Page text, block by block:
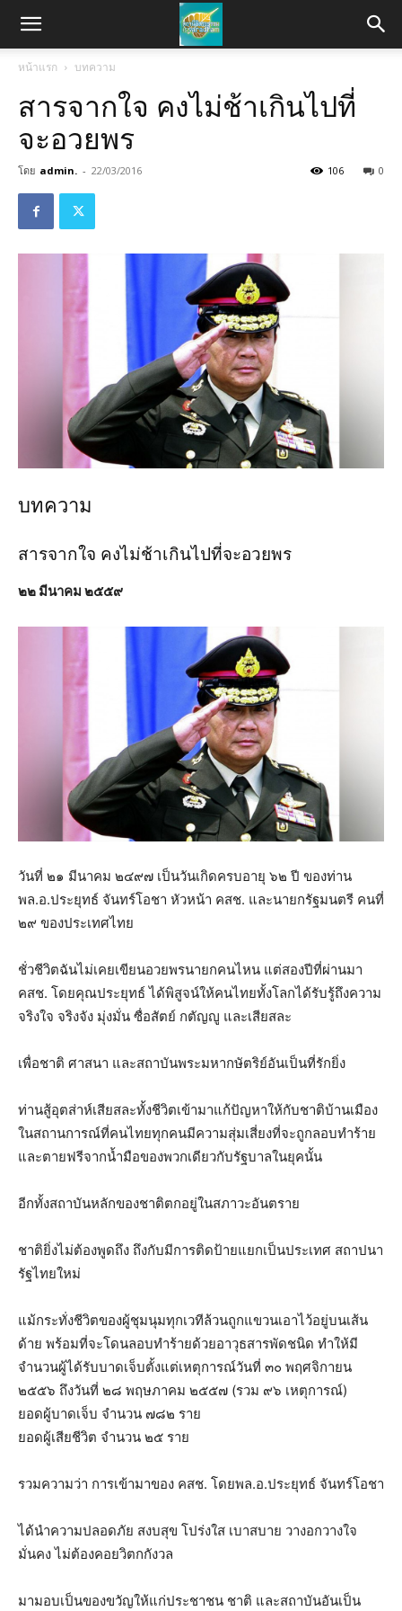
หน้าแรก บทความ
สารจากใจ คงไม่ช้าเกินไปที่
จะอวยพร
โดย admin. - 22/03/2016 0
106
บทความ
สารจากใจ คงไม่ช้าเกินไปที่จะอวยพร
๒๒ มีนาคม ๒๕๕๙
วันที่ ๒๑ มีนาคม ๒๔๙๗ เป็นวันเกิดครบอายุ ๖๒ ปี ของท่าน
พล.อ.ประยุทธ์ จันทร์โอชา หัวหน้า คสช. และนายกรัฐมนตรี คนที่
๒๙ ของประเทศไทย
ชั่วชีวิตฉันไม่เคยเขียนอวยพรนายกคนไหน แต่สองปีที่ผ่านมา
คสช. โดยคุณประยุทธ์ ได้พิสูจน์ให้คนไทยทั้งโลกได้รับรู้ถึงความ
จริงใจ จริงจัง มุ่งมั่น ซื่อสัตย์ กตัญญู และเสียสละ
เพื่อชาติ ศาสนา และสถาบันพระมหากษัตริย์อันเป็นที่รักยิ่ง
ท่านสู้อุตส่าห์เสียสละทั้งชีวิตเข้ามาแก้ปัญหาให้กับชาติบ้านเมือง
ในสถานการณ์ที่คนไทยทุกคนมีความสุ่มเสี่ยงที่จะถูกลอบทำร้าย
และตายฟรีจากน้ำมือของพวกเดียวกับรัฐบาลในยุคนั้น
อีกทั้งสถาบันหลักของชาติตกอยู่ในสภาวะอันตราย
ชาติยิ่งไม่ต้องพูดถึง ถึงกับมีการติดป้ายแยกเป็นประเทศ สถาปนา
รัฐไทยใหม่
แม้กระทั่งชีวิตของผู้ชุมนุมทุกเวทีล้วนถูกแขวนเอาไว้อยู่บนเส้น
ด้าย พร้อมที่จะโดนลอบทำร้ายด้วยอาวุธสารพัดชนิด ทำให้มี
จำนวนผู้ได้รับบาดเจ็บตั้งแต่เหตุการณ์วันที่ ๓๐ พฤศจิกายน
๒๕๕๖ ถึงวันที่ ๒๘ พฤษภาคม ๒๕๕๗ (รวม ๙๖ เหตุการณ์)
ยอดผู้บาดเจ็บ จำนวน ๗๘๒ ราย
ยอดผู้เสียชีวิต จำนวน ๒๕ ราย
รวมความว่า การเข้ามาของ คสช. โดยพล.อ.ประยุทธ์ จันทร์โอชา
ได้นำความปลอดภัย สงบสุข โปร่งใส เบาสบาย วางอกวางใจ
มั่นคง ไม่ต้องคอยวิตกกังวล
มามอบเป็นของขวัญให้แก่ประชาชน ชาติ และสถาบันอันเป็น